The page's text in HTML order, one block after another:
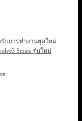
บการทำงานยุคใหม่
Series รุ่นใหม่